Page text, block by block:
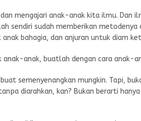
mengajari anak-anak kita ilmu. Dan
sendiri sudah memberikan metodenya
bahagia, dan anjuran untuk diam
anak, buatlah dengan cara anak-
semenyenangkan mungkin. Tapi,
diarahkan, kan? Bukan berarti